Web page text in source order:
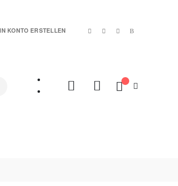
KONTO ERSTELLEN
Mein Warenkorb